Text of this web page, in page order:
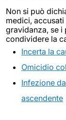
Non si può
medici,
gravidanza, se i
condividere la
Incerta la
Omicidio
Infezione
ascendente